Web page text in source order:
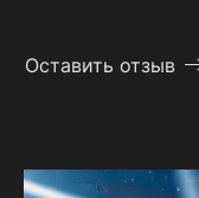
Оставить отзыв